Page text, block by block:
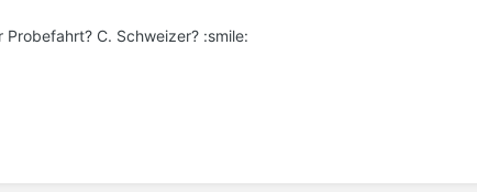
C. Schweizer? :smile: